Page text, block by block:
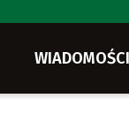
WIADOMOŚCI